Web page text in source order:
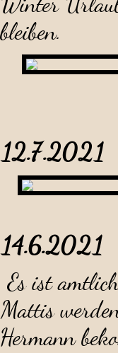
bleiben.
Es ist
Mattis
Hermann